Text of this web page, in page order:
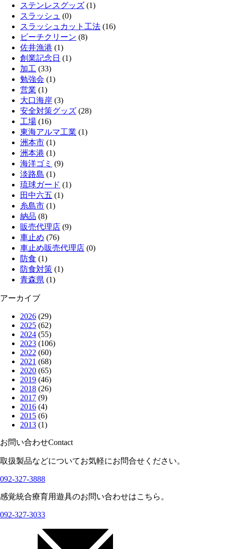
ステンレスグッズ (1)
スラッシュ (0)
スラッシュカット工法 (16)
ビーチクリーン (8)
佐井漁港 (1)
創業記念日 (1)
加工 (33)
勉強会 (1)
営業 (1)
大口海岸 (3)
安全対策グッズ (28)
工場 (16)
東海アルマ工業 (1)
洲本市 (1)
洲本港 (1)
海洋ゴミ (9)
淡路島 (1)
琉球ガード (1)
田中六五 (1)
糸島市 (1)
納品 (8)
販売代理店 (9)
車止め (76)
車止め販売代理店 (0)
防食 (1)
防食対策 (1)
青森県 (1)
アーカイブ
2026 (29)
2025 (62)
2024 (55)
2023 (106)
2022 (60)
2021 (68)
2020 (65)
2019 (46)
2018 (26)
2017 (9)
2016 (4)
2015 (6)
2013 (1)
お問い合わせContact
取扱製品などについてお気軽にお問合せください。
092-327-3888
感覚統合療育用遊具のお問い合わせはこちら。
092-327-3033